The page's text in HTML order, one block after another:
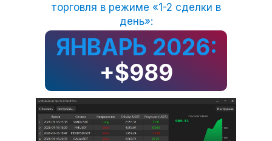
торговля в режиме «1-2 сделки в
день»:
ЯНВАРЬ 2026:
+$989